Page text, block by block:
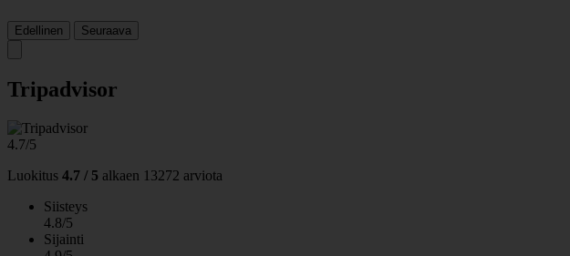
Edellinen Seuraava
Tripadvisor
4.7/5
Luokitus 4.7 / 5 alkaen 13272 arviota
Siisteys
4.8/5
Sijainti